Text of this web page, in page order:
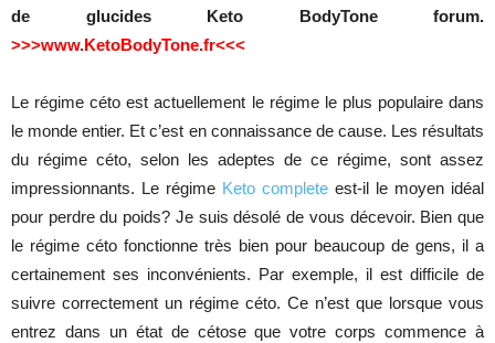
de glucides Keto BodyTone forum.
>>>www.KetoBodyTone.fr<<<
Le régime céto est actuellement le régime le plus populaire dans
le monde entier. Et c’est en connaissance de cause. Les résultats
du régime céto, selon les adeptes de ce régime, sont assez
impressionnants. Le régime Keto complete est-il le moyen idéal
pour perdre du poids? Je suis désolé de vous décevoir. Bien que
le régime céto fonctionne très bien pour beaucoup de gens, il a
certainement ses inconvénients. Par exemple, il est difficile de
suivre correctement un régime céto. Ce n’est que lorsque vous
entrez dans un état de cétose que votre corps commence à